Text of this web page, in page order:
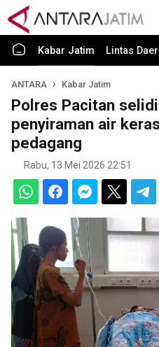
Kabar Jatim Lintas
ANTARA Kabar Jatim
Polres Pacitan
penyiraman air
pedagang
Rabu, 13 Mei 2026 22:51